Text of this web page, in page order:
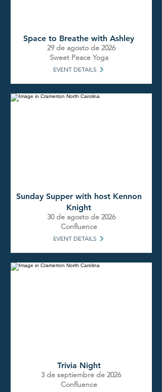
Space to Breathe with Ashley
29 de agosto de 2026
Sweet Peace Yoga
EVENT DETAILS
Sunday Supper with host Kennon
Knight
30 de agosto de 2026
Confluence
EVENT DETAILS
Trivia Night
3 de septiembre de 2026
Confluence